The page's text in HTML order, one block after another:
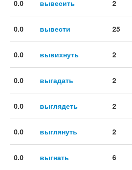
0.0 вывесить 2
0.0 вывести 25
0.0 вывихнуть 2
0.0 выгадать 2
0.0 выглядеть 2
0.0 выглянуть 2
0.0 выгнать 6